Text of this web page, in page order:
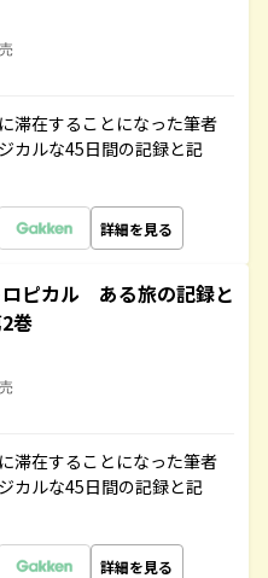
滞在することになった筆者
カルな45日間の記録と記
詳細を見る
ロピカル ある旅の記録と
巻
滞在することになった筆者
カルな45日間の記録と記
詳細を見る